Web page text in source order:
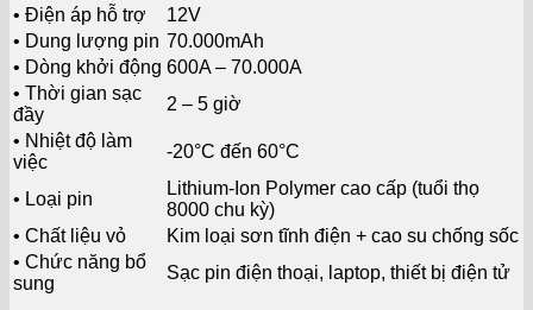
• Điện áp hỗ trợ
12V
• Dung lượng pin 70.000mAh
• Dòng khởi động 600A – 70.000A
• Thời gian sạc
đầy
2 – 5 giờ
• Nhiệt độ làm
việc
-20°C đến 60°C
• Loại pin
Lithium-Ion Polymer cao cấp (tuổi thọ
8000 chu kỳ)
• Chất liệu vỏ
Kim loại sơn tĩnh điện + cao su chống sốc
• Chức năng bổ
sung
Sạc pin điện thoại, laptop, thiết bị điện tử